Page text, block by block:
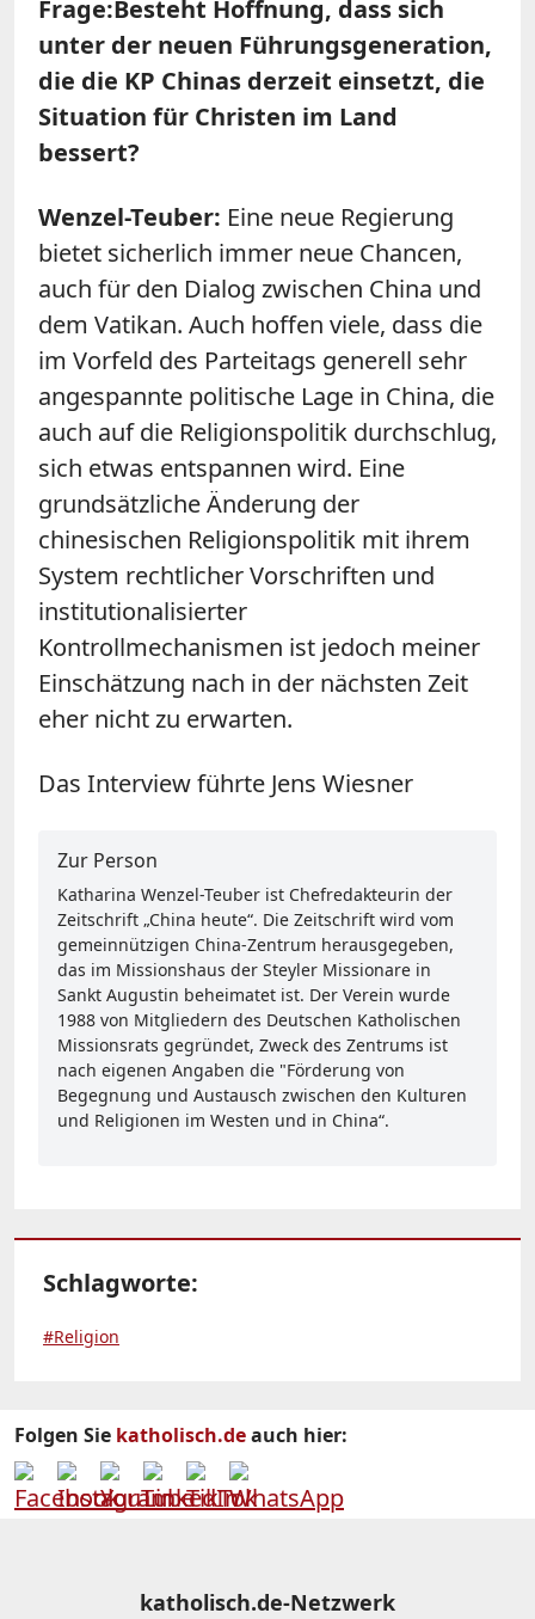
Frage:Besteht Hoffnung, dass sich
unter der neuen Führungsgeneration,
die die KP Chinas derzeit einsetzt, die
Situation für Christen im Land
bessert?
Wenzel-Teuber: Eine neue Regierung
bietet sicherlich immer neue Chancen,
auch für den Dialog zwischen China und
dem Vatikan. Auch hoffen viele, dass die
im Vorfeld des Parteitags generell sehr
angespannte politische Lage in China, die
auch auf die Religionspolitik durchschlug,
sich etwas entspannen wird. Eine
grundsätzliche Änderung der
chinesischen Religionspolitik mit ihrem
System rechtlicher Vorschriften und
institutionalisierter
Kontrollmechanismen ist jedoch meiner
Einschätzung nach in der nächsten Zeit
eher nicht zu erwarten.
Das Interview führte Jens Wiesner
Zur Person
Katharina Wenzel-Teuber ist Chefredakteurin der
Zeitschrift „China heute“. Die Zeitschrift wird vom
gemeinnützigen China-Zentrum herausgegeben,
das im Missionshaus der Steyler Missionare in
Sankt Augustin beheimatet ist. Der Verein wurde
1988 von Mitgliedern des Deutschen Katholischen
Missionsrats gegründet, Zweck des Zentrums ist
nach eigenen Angaben die "Förderung von
Begegnung und Austausch zwischen den Kulturen
und Religionen im Westen und in China“.
Schlagworte:
#Religion
Folgen Sie katholisch.deauch hier:
katholisch.de-Netzwerk